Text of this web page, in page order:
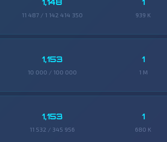
1,148
11 487 / 1 142 414 350
1
939 K
1,153
10 000 / 100 000
1
1 M
1,153
11 532 / 345 956
1
680 K